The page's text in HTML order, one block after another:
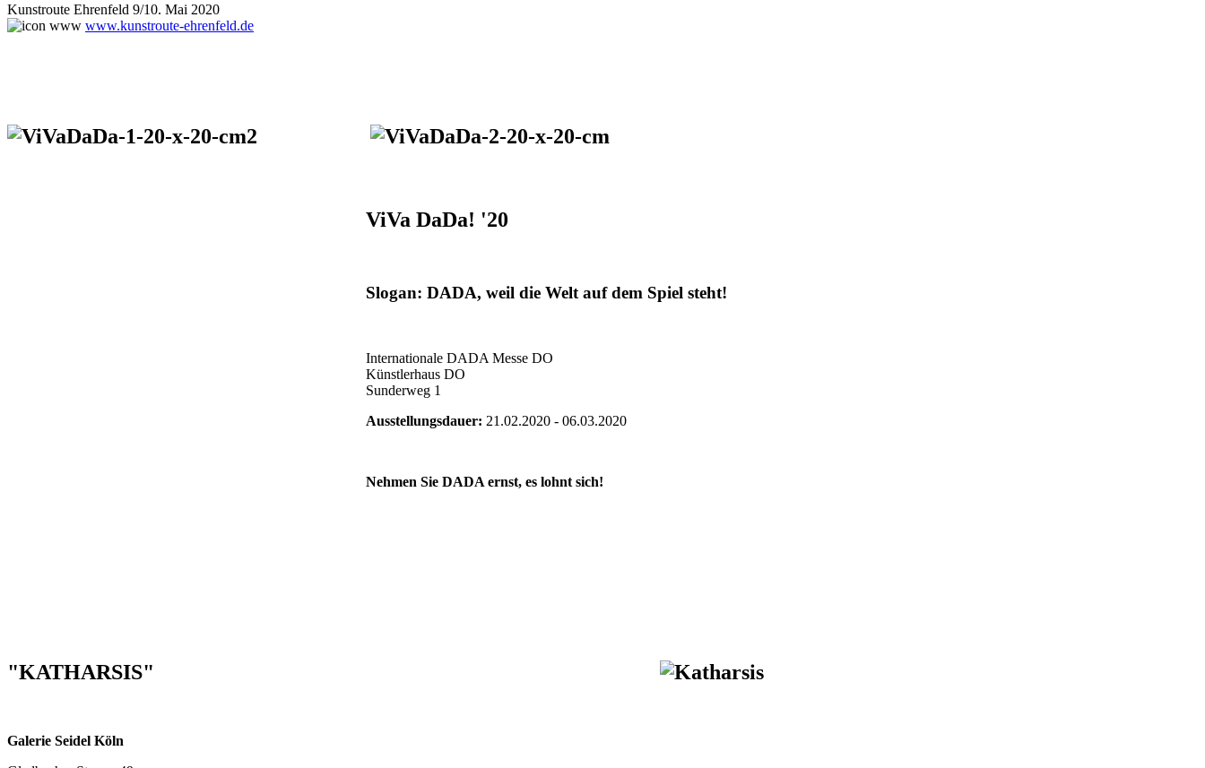
Kunstroute Ehrenfeld 9/10. Mai 2020
www.kunstroute-ehrenfeld.de
ViVa DaDa! '20
Slogan: DADA, weil die Welt auf dem Spiel steht!
Internationale DADA Messe DO
Künstlerhaus DO
Sunderweg 1
Ausstellungsdauer: 21.02.2020 - 06.03.2020
Nehmen Sie DADA ernst, es lohnt sich!
"KATHARSIS"
Galerie Seidel Köln